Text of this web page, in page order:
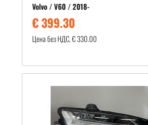
Volvo / V60 / 2018-
€ 399.30
Цена без НДС, € 330.00